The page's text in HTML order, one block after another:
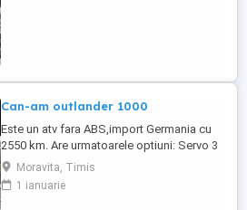
Can-am outlander 1000
Este un atv fara ABS,import Germania cu
2550 km. Are urmatoarele optiuni: Servo 3
nivele Suspensie FOX cu rebound Bullbar
fata Bullbar spate Handguardurile Can am
Jante beadlock
Moravita, Timis
1 ianuarie